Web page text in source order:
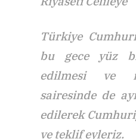
Türkiye
bu gece yüz
edilmesi ve
sairesinde de
edilerek
ve teklif eyleriz.